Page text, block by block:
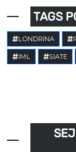
TAGS
LONDRINA
IML SIATE